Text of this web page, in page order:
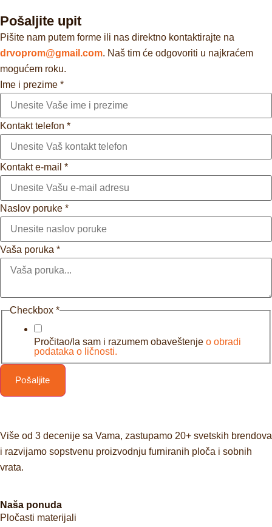
Pošaljite upit
Pišite nam putem forme ili nas direktno kontaktirajte na
drvoprom@gmail.com. Naš tim će odgovoriti u najkraćem
mogućem roku.
Ime i prezime *
Kontakt telefon *
Kontakt e-mail *
Naslov poruke *
Vaša poruka *
Checkbox *
Pročitao/la sam i razumem obaveštenje o obradi
podataka o ličnosti.
Pošaljite
Više od 3 decenije sa Vama, zastupamo 20+ svetskih brendova
i razvijamo sopstvenu proizvodnju furniranih ploča i sobnih
vrata.
Naša ponuda
Pločasti materijali